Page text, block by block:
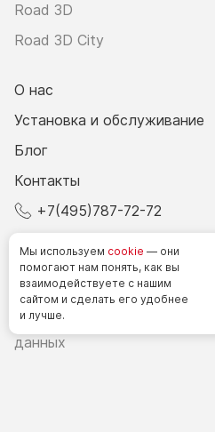
Road 3D
Road 3D City
О нас
Установка и обслуживание
Блог
Контакты
+7(495)787-72-72
Счетчики посетителей в РФ
Политика в области
данных
Мы используем cookie — они
помогают нам понять, как вы
взаимодействуете с нашим
сайтом и сделать его удобнее
и лучше.